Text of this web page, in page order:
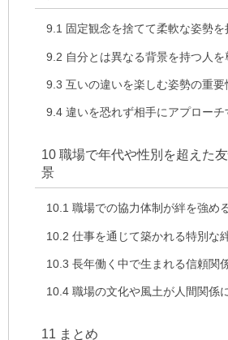
9.1 固定観念を捨てて柔軟な姿勢を
9.2 自分とは異なる背景を持つ人を
9.3 互いの違いを楽しむ姿勢の重要
9.4 違いを恐れず相手にアプローチ
10 職場で年代や性別を超えた
景
10.1 職場での協力体制が絆を強め
10.2 仕事を通じて築かれる特別な
10.3 長年働く中で生まれる信頼関
10.4 職場の文化や風土が人間関係
11 まとめ